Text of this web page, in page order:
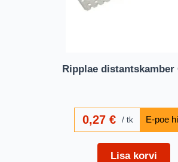
Ripplae distantskamber
0,27€ tk
Lisa korvi